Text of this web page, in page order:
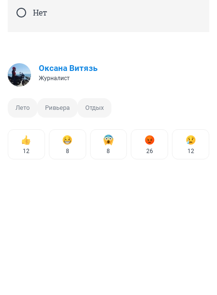
Нет
Оксана Витязь
Журналист
Лето Ривьера Отдых
12 8 8 26 12